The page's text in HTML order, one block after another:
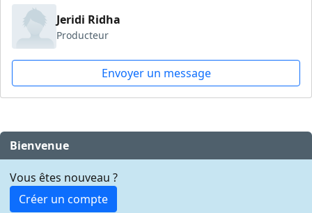
Jeridi Ridha
Producteur
Envoyer un message
Bienvenue
Vous êtes nouveau ?
Créer un compte